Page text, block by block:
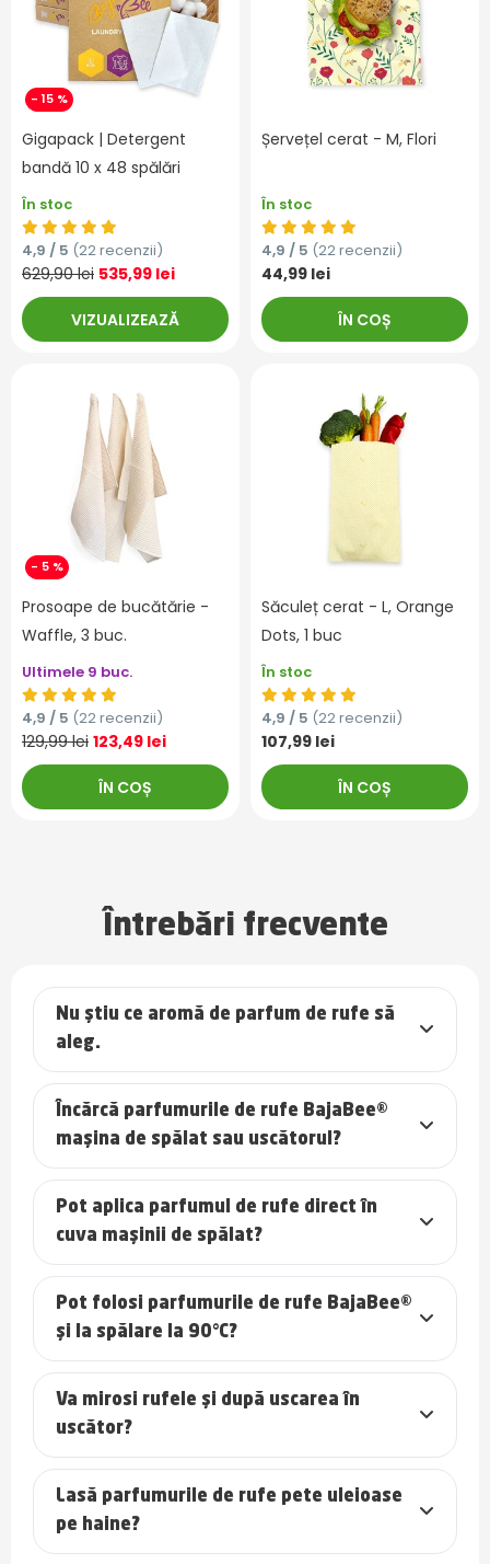
- 15 %
Gigapack | Detergent
bandă 10 x 48 spălări
În stoc
4,9 / 5 (22 recenzii)
629,90 lei 535,99 lei
VIZUALIZEAZĂ
Șervețel cerat - M, Flori
În stoc
4,9 / 5 (22 recenzii)
44,99 lei
ÎN COȘ
- 5 %
Prosoape de bucătărie -
Waffle, 3 buc.
Ultimele 9 buc.
4,9 / 5 (22 recenzii)
129,99 lei 123,49 lei
ÎN COȘ
Săculeț cerat - L, Orange
Dots, 1 buc
În stoc
4,9 / 5 (22 recenzii)
107,99 lei
ÎN COȘ
Întrebări frecvente
Nu știu ce aromă de parfum de rufe să
aleg.
Încărcă parfumurile de rufe BajaBee®
mașina de spălat sau uscătorul?
Pot aplica parfumul de rufe direct în
cuva mașinii de spălat?
Pot folosi parfumurile de rufe BajaBee®
și la spălare la 90°C?
Va mirosi rufele și după uscarea în
uscător?
Lasă parfumurile de rufe pete uleioase
pe haine?